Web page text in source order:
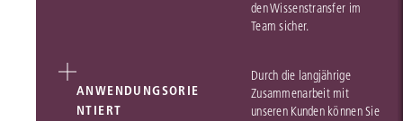
den Wissenstransfer im
Team sicher.
ANWENDUNGSORIE
NTIERT
Durch die langjährige
Zusammenarbeit mit
unseren Kunden können Sie